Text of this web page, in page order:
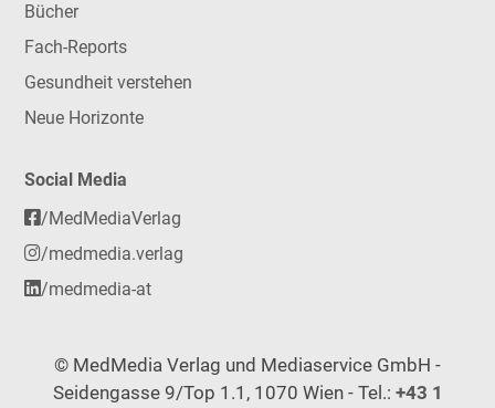
Bücher
Fach-Reports
Gesundheit verstehen
Neue Horizonte
Social Media
/MedMediaVerlag
/medmedia.verlag
/medmedia-at
© MedMedia Verlag und Mediaservice GmbH -
Seidengasse 9/Top 1.1, 1070 Wien - Tel.: +43 1